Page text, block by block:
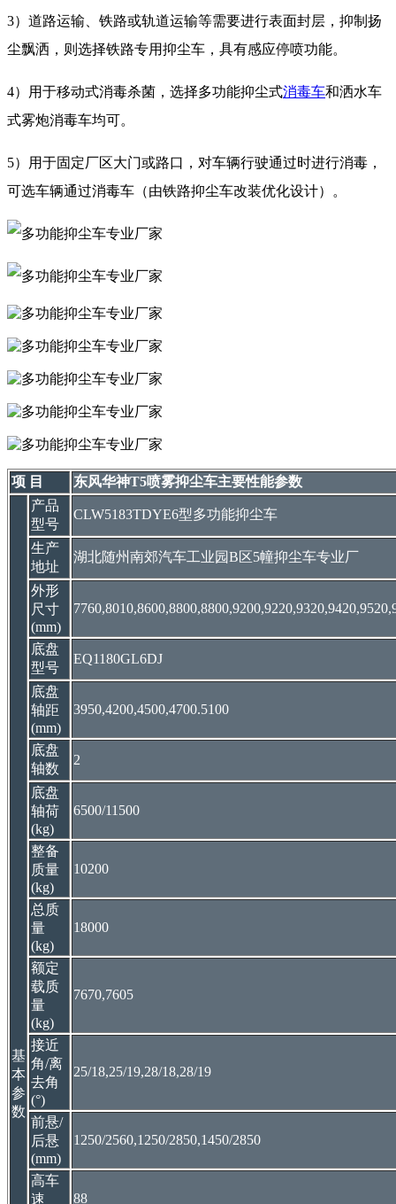
3）道路运输、铁路或轨道运输等需要进行表面封层，抑制扬
尘飘洒，则选择铁路专用抑尘车，具有感应停喷功能。
4）用于移动式消毒杀菌，选择多功能抑尘式消毒车和洒水车
式雾炮消毒车均可。
5）用于固定厂区大门或路口，对车辆行驶通过时进行消毒，
可选车辆通过消毒车（由铁路抑尘车改装优化设计）。
项 目 东风华神T5喷雾抑尘车主要性能参数
基
本
参
数
产品
型号
CLW5183TDYE6型多功能抑尘车
生产
地址
湖北随州南郊汽车工业园B区5幢抑尘车专业厂
外形
尺寸
(mm)
底盘
型号
EQ1180GL6DJ
底盘
轴距
(mm)
3950,4200,4500,4700.5100
底盘
轴数
2
底盘
轴荷
(kg)
6500/11500
整备
质量
(kg)
10200
总质
量
(kg)
18000
额定
载质
量
(kg)
7670,7605
接近
角/离
去角
(°)
25/18,25/19,28/18,28/19
前悬/
后悬
(mm)
1250/2560,1250/2850,1450/2850
高车
速
88